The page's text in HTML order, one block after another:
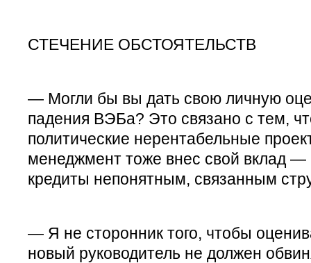
СТЕЧЕНИЕ ОБСТОЯТЕЛЬСТВ
— Могли бы вы дать свою личную
падения ВЭБа? Это связано с тем,
политические нерентабельные
менеджмент тоже внес свой вклад
кредиты непонятным, связанным
— Я не сторонник того, чтобы
новый руководитель не должен